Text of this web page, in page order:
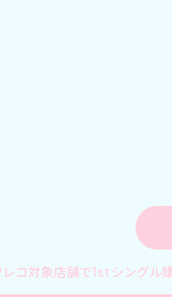
コ対象店舗で1st シングル